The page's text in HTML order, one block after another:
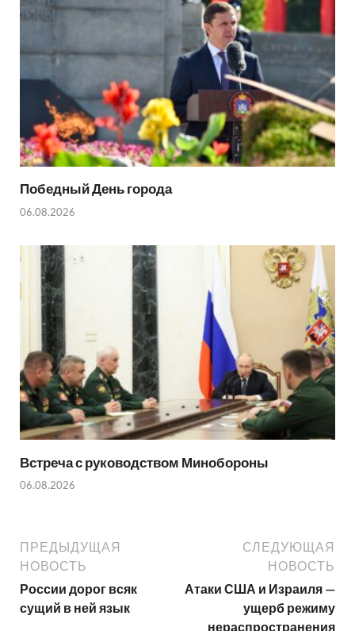
Победный День города
06.08.2026
Встреча с руководством Минобороны
06.08.2026
ПРЕДЫДУЩАЯ
НОВОСТЬ
России дорог всяк
сущий в ней язык
СЛЕДУЮЩАЯ
НОВОСТЬ
Атаки США и Израиля —
ущерб режиму
нераспространения